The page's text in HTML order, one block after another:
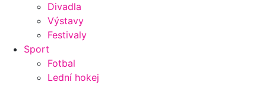
Divadla
Výstavy
Festivaly
Sport
Fotbal
Lední hokej